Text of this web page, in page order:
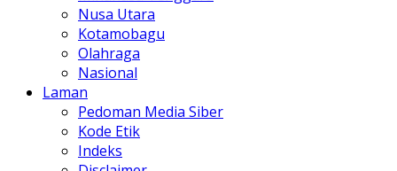
Nusa Utara
Kotamobagu
Olahraga
Nasional
Laman
Pedoman Media Siber
Kode Etik
Indeks